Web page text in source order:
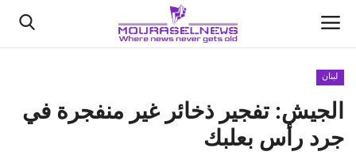
الأخبار
كتّابنا
لبنان
الجيش: تفجير ذخائر غير منفجرة في
جرد رأس بعلبك